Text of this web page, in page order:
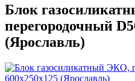
Блок
перегородочный
(Ярославль)